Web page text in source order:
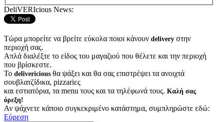
DeliVERIcious News:
Τώρα μπορείτε να βρείτε εύκολα ποιοι κάνουν delivery στην
περιοχή σας.
Απλά διαλέξτε το είδος του μαγαζιού που θέλετε και την περιοχή
που βρίσκεστε.
Το delivericious θα ψάξει και θα σας επιστρέψει τα ανοιχτά
σουβλατζίδικα, pizzariες
και εστιατόρια, τα menu τους και τα τηλέφωνά τους. Καλή σας
όρεξη!
Αν ψάχνετε κάποιο συγκεκριμένο κατάστημα, συμπληρώστε εδώ:
Εύρεση